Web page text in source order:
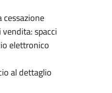
cessazione
spacci
elettronico
al dettaglio